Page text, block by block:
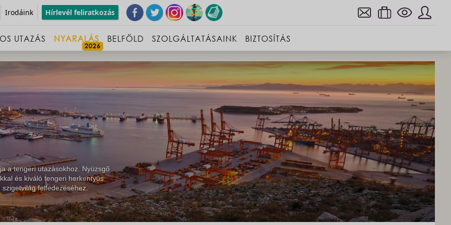
Irodáink Hírlevél feliratkozás
UTAZÁS NYARALÁS BELFÖLD SZOLGÁLTATÁSAINK BIZTOSÍTÁS
a tengeri utazásokhoz. Nyüzsgő
és kiváló tengeri herkentyűs
felfedezéséhez.